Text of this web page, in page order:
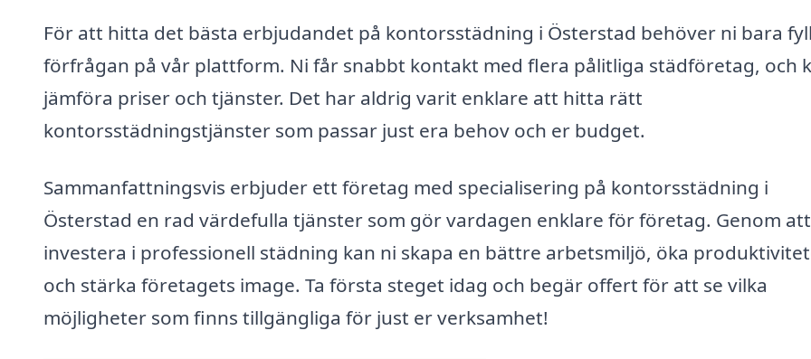
För att hitta det bästa erbjudandet på kontorsstädning i Österstad behöver ni bara
förfrågan på vår plattform. Ni får snabbt kontakt med flera pålitliga städföretag, och
jämföra priser och tjänster. Det har aldrig varit enklare att hitta rätt
kontorsstädningstjänster som passar just era behov och er budget.
Sammanfattningsvis erbjuder ett företag med specialisering på kontorsstädning i
Österstad en rad värdefulla tjänster som gör vardagen enklare för företag. Genom att
investera i professionell städning kan ni skapa en bättre arbetsmiljö, öka
och stärka företagets image. Ta första steget idag och begär offert för att se vilka
möjligheter som finns tillgängliga för just er verksamhet!